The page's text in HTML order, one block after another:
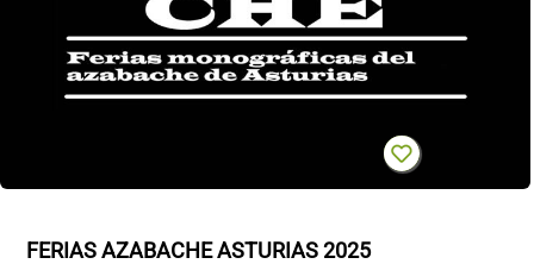
FERIAS AZABACHE ASTURIAS 2025